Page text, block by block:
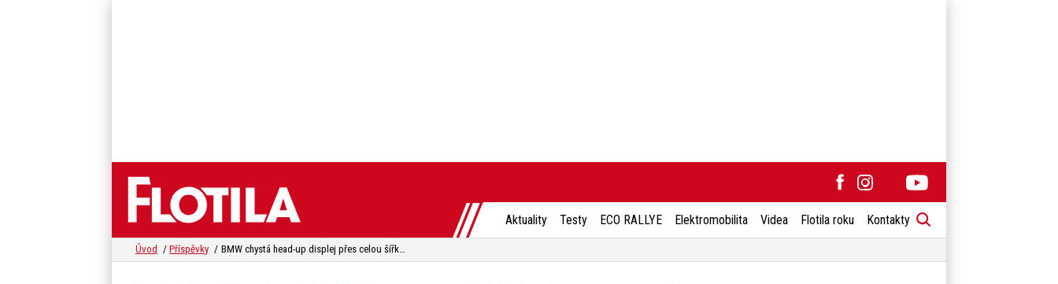
Aktuality Testy ECO RALLYE Elektromobilita Videa Flotila roku Kontakty
Úvod Příspěvky BMW chystá head-up displej přes celou šířku čelního skla